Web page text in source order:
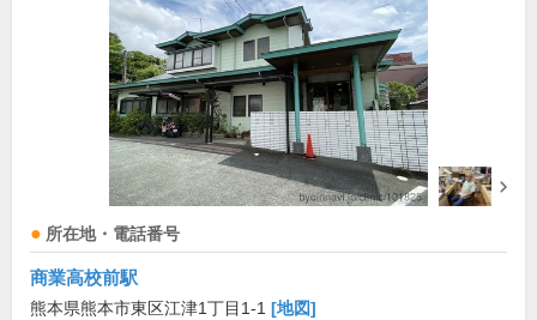
所在地・電話番号
商業高校前駅
熊本県熊本市東区江津1丁目1-1 [地図]